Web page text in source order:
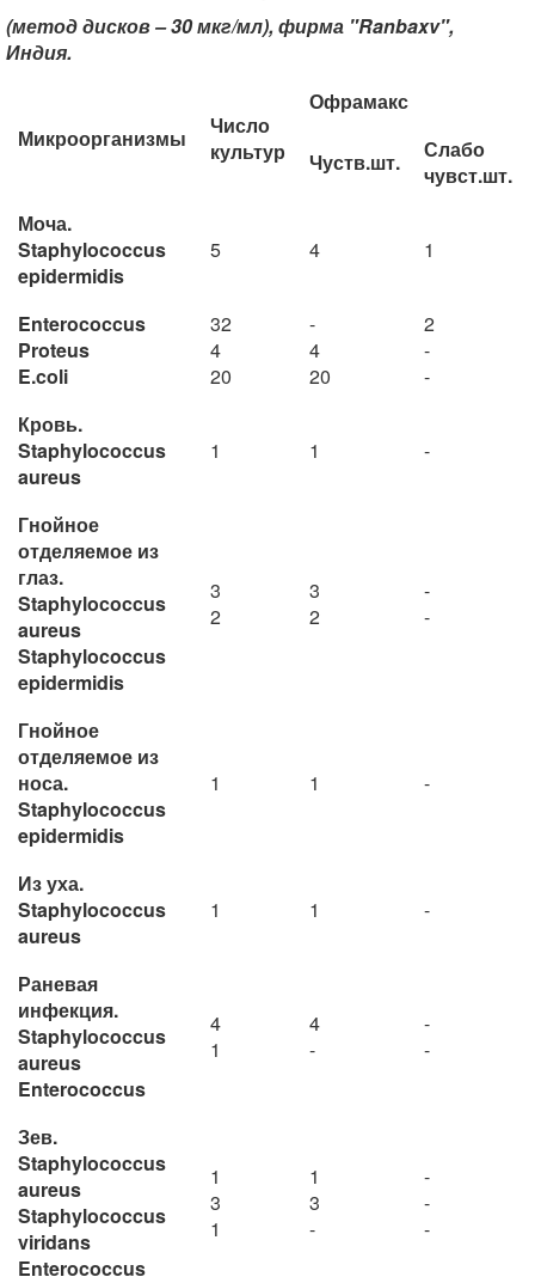
(метод дисков – 30 мкг/мл), фирма "Ranbaxv",
Индия.
Микроорганизмы
Число
культур
Офрамакс
Чуств.шт.
Слабо
чувст.шт.
Моча.
Staphylococcus
epidermidis
5 4 1
Enterococcus
Proteus
E.coli
32
4
20
-
4
20
2
-
-
Кровь.
Staphylococcus
aureus
1 1 -
Гнойное
отделяемое из
глаз.
Staphylococcus
aureus
Staphylococcus
epidermidis
3
2
3
2
-
-
Гнойное
отделяемое из
носа.
Staphylococcus
epidermidis
1 1 -
Из уха.
Staphylococcus
aureus
1 1 -
Раневая
инфекция.
Staphylococcus
aureus
Enterococcus
4
1
4
-
-
-
Зев.
Staphylococcus
aureus
Staphylococcus
viridans
Enterococcus
1
3
1
1
3
-
-
-
-